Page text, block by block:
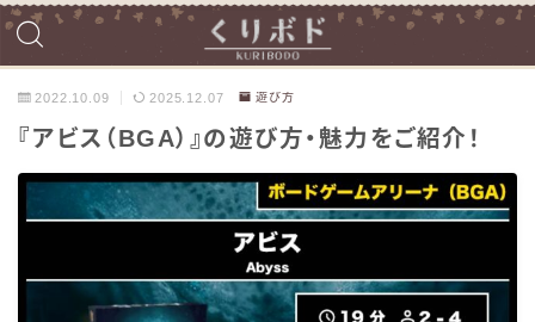
2022.10.09 2025.12.07 遊び方
『アビス（BGA）』の遊び方・魅力をご紹介！